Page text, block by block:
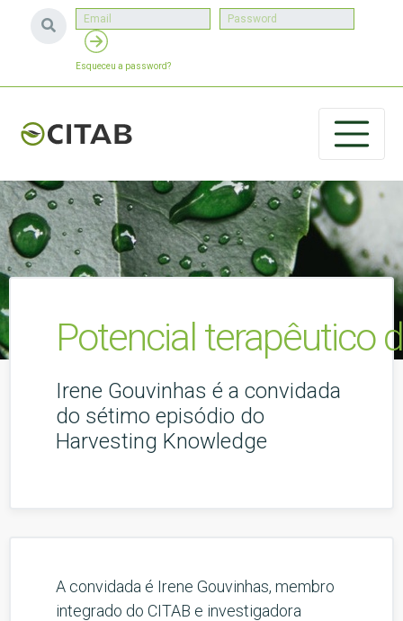
Esqueceu a password?
Potencial terapêutico
Irene Gouvinhas é a convidada
do sétimo episódio do
Harvesting Knowledge
A convidada é Irene Gouvinhas, membro
integrado do CITAB e investigadora